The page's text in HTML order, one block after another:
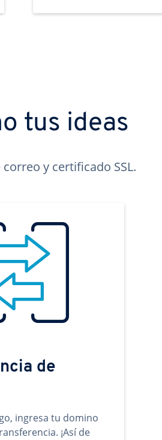
tus ideas
y certificado SSL.
de
ingresa tu domino
¡Así de